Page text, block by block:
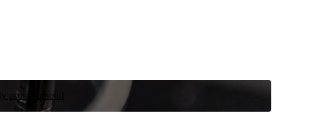
pro automobil